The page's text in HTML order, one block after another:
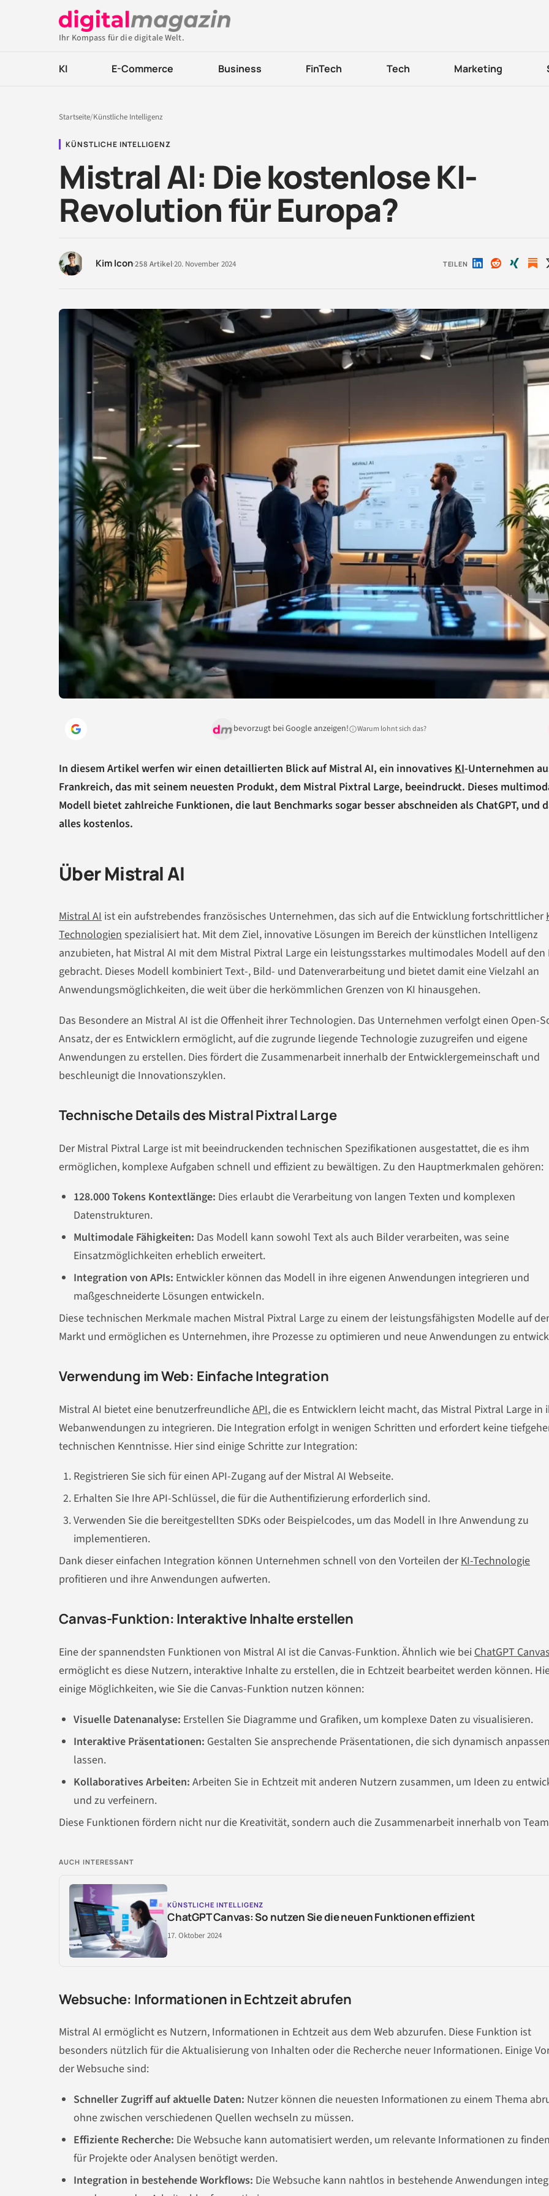
Ihr Kompass für die digitale Welt.
KI E-Commerce Business FinTech Tech Marketing
Startseite/Künstliche Intelligenz
KÜNSTLICHE INTELLIGENZ
Mistral AI: Die kostenlose KI-
Revolution für Europa?
Kim Icon·258 Artikel·20. November 2024 TEILEN Auf Auf Auf
bevorzugt bei Google anzeigen! Warum lohnt sich das?
In diesem Artikel werfen wir einen detaillierten Blick auf Mistral AI, ein innovatives KI-Unternehmen
Frankreich, das mit seinem neuesten Produkt, dem Mistral Pixtral Large, beeindruckt. Dieses
Modell bietet zahlreiche Funktionen, die laut Benchmarks sogar besser abschneiden als ChatGPT, und
alles kostenlos.
Über Mistral AI
Mistral AI ist ein aufstrebendes französisches Unternehmen, das sich auf die Entwicklung fortschrittlicher
Technologienspezialisiert hat. Mit dem Ziel, innovative Lösungen im Bereich der künstlichen Intelligenz
anzubieten, hat Mistral AI mit dem Mistral Pixtral Large ein leistungsstarkes multimodales Modell auf den
gebracht. Dieses Modell kombiniert Text-, Bild- und Datenverarbeitung und bietet damit eine Vielzahl an
Anwendungsmöglichkeiten, die weit über die herkömmlichen Grenzen von KI hinausgehen.
Das Besondere an Mistral AI ist die Offenheit ihrer Technologien. Das Unternehmen verfolgt einen Open-
Ansatz, der es Entwicklern ermöglicht, auf die zugrunde liegende Technologie zuzugreifen und eigene
Anwendungen zu erstellen. Dies fördert die Zusammenarbeit innerhalb der Entwicklergemeinschaft und
beschleunigt die Innovationszyklen.
Technische Details des Mistral Pixtral Large
Der Mistral Pixtral Large ist mit beeindruckenden technischen Spezifikationen ausgestattet, die es ihm
ermöglichen, komplexe Aufgaben schnell und effizient zu bewältigen. Zu den Hauptmerkmalen gehören:
128.000 Tokens Kontextlänge: Dies erlaubt die Verarbeitung von langen Texten und komplexen
Datenstrukturen.
Multimodale Fähigkeiten: Das Modell kann sowohl Text als auch Bilder verarbeiten, was seine
Einsatzmöglichkeiten erheblich erweitert.
Integration von APIs: Entwickler können das Modell in ihre eigenen Anwendungen integrieren und
maßgeschneiderte Lösungen entwickeln.
Diese technischen Merkmale machen Mistral Pixtral Large zu einem der leistungsfähigsten Modelle auf
Markt und ermöglichen es Unternehmen, ihre Prozesse zu optimieren und neue Anwendungen zu
Verwendung im Web: Einfache Integration
Mistral AI bietet eine benutzerfreundlicheAPI, die es Entwicklern leicht macht, das Mistral Pixtral Large in
Webanwendungen zu integrieren. Die Integration erfolgt in wenigen Schritten und erfordert keine
technischen Kenntnisse. Hier sind einige Schritte zur Integration:
Registrieren Sie sich für einen API-Zugang auf der Mistral AI Webseite.
Erhalten Sie Ihre API-Schlüssel, die für die Authentifizierung erforderlich sind.
Verwenden Sie die bereitgestellten SDKs oder Beispielcodes, um das Modell in Ihre Anwendung zu
implementieren.
Dank dieser einfachen Integration können Unternehmen schnell von den Vorteilen derKI-Technologie
profitieren und ihre Anwendungen aufwerten.
Canvas-Funktion: Interaktive Inhalte erstellen
Eine der spannendsten Funktionen von Mistral AI ist die Canvas-Funktion. Ähnlich wie bei ChatGPT Canvas
ermöglicht es diese Nutzern, interaktive Inhalte zu erstellen, die in Echtzeit bearbeitet werden können.
einige Möglichkeiten, wie Sie die Canvas-Funktion nutzen können:
Visuelle Datenanalyse: Erstellen Sie Diagramme und Grafiken, um komplexe Daten zu visualisieren.
Interaktive Präsentationen: Gestalten Sie ansprechende Präsentationen, die sich dynamisch anpassen
lassen.
Kollaboratives Arbeiten: Arbeiten Sie in Echtzeit mit anderen Nutzern zusammen, um Ideen zu
und zu verfeinern.
Diese Funktionen fördern nicht nur die Kreativität, sondern auch die Zusammenarbeit innerhalb von
AUCH INTERESSANT
KÜNSTLICHE INTELLIGENZ
ChatGPT Canvas: So nutzen Sie die neuen Funktionen effizient
17. Oktober 2024
Websuche: Informationen in Echtzeit abrufen
Mistral AI ermöglicht es Nutzern, Informationen in Echtzeit aus dem Web abzurufen. Diese Funktion ist
besonders nützlich für die Aktualisierung von Inhalten oder die Recherche neuer Informationen. Einige
der Websuche sind:
Schneller Zugriff auf aktuelle Daten: Nutzer können die neuesten Informationen zu einem Thema
ohne zwischen verschiedenen Quellen wechseln zu müssen.
Effiziente Recherche: Die Websuche kann automatisiert werden, um relevante Informationen zu
für Projekte oder Analysen benötigt werden.
Integration in bestehende Workflows: Die Websuche kann nahtlos in bestehende Anwendungen